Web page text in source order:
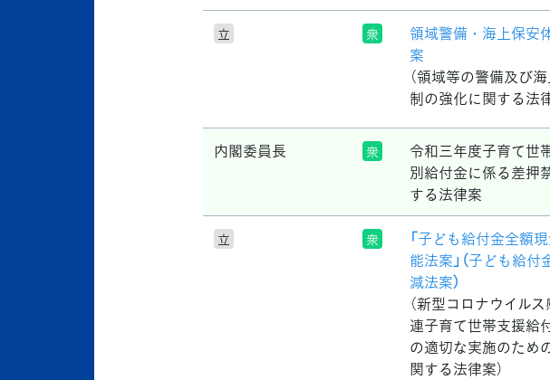
立 衆
領域警備・海上保安
案
（領域等の警備及び
制の強化に関する法
内閣委員長 衆
令和三年度子育て世
別給付金に係る差押
する法律案
立 衆
「子ども給付金全額
能法案」（子ども給
減法案）
（新型コロナウイル
連子育て世帯支援給
の適切な実施のため
関する法律案）